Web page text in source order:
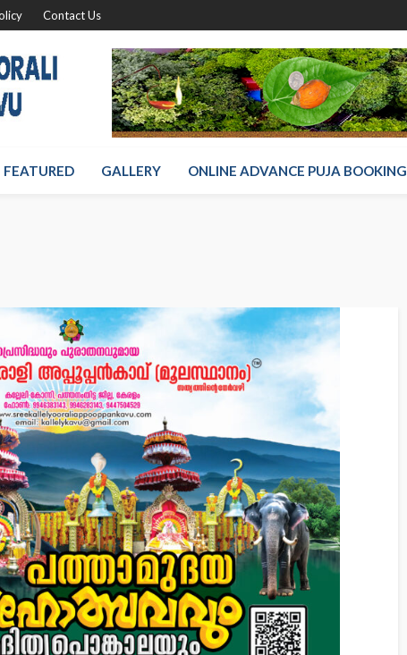
Contact Us
FEATURED GALLERY ONLINE ADVANCE PUJA BOOKING